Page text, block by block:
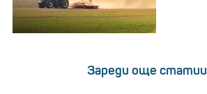
Зареди още статии